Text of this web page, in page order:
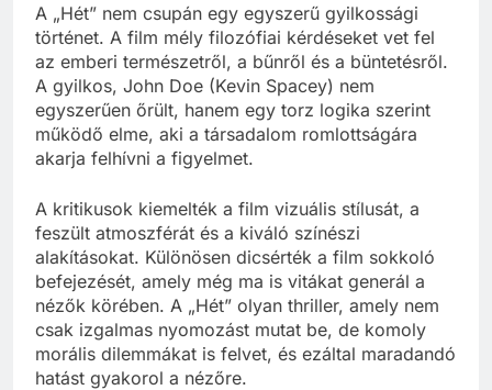
A „Hét” nem csupán egy egyszerű gyilkossági
történet. A film mély filozófiai kérdéseket vet fel
az emberi természetről, a bűnről és a büntetésről.
A gyilkos, John Doe (Kevin Spacey) nem
egyszerűen őrült, hanem egy torz logika szerint
működő elme, aki a társadalom romlottságára
akarja felhívni a figyelmet.
A kritikusok kiemelték a film vizuális stílusát, a
feszült atmoszférát és a kiváló színészi
alakításokat. Különösen dicsérték a film sokkoló
befejezését, amely még ma is vitákat generál a
nézők körében. A „Hét” olyan thriller, amely nem
csak izgalmas nyomozást mutat be, de komoly
morális dilemmákat is felvet, és ezáltal maradandó
hatást gyakorol a nézőre.